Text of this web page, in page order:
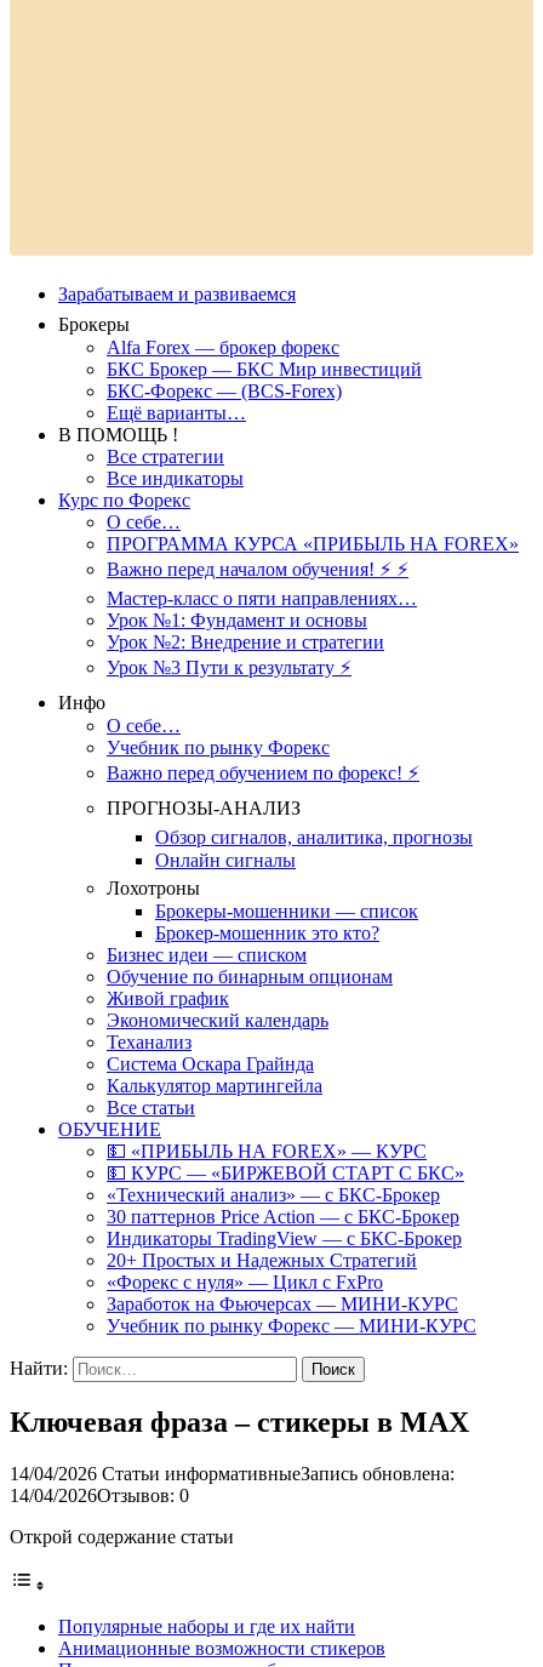
Зарабатываем и развиваемся
Брокеры
Alfa Forex — брокер форекс
БКС Брокер — БКС Мир инвестиций
БКС-Форекс — (BCS-Forex)
Ещё варианты…
В ПОМОЩЬ !
Все стратегии
Все индикаторы
Курс по Форекс
О себе…
ПРОГРАММА КУРСА «ПРИБЫЛЬ НА FOREX»
Важно перед началом обучения! ⚡ ⚡
Мастер-класс о пяти направлениях…
Урок №1: Фундамент и основы
Урок №2: Внедрение и стратегии
Урок №3 Пути к результату ⚡️
Инфо
О себе…
Учебник по рынку Форекс
Важно перед обучением по форекс! ⚡
ПРОГНОЗЫ-АНАЛИЗ
Обзор сигналов, аналитика, прогнозы
Онлайн сигналы
Лохотроны
Брокеры-мошенники — список
Брокер-мошенник это кто?
Бизнес идеи — списком
Обучение по бинарным опционам
Живой график
Экономический календарь
Теханализ
Система Оскара Грайнда
Калькулятор мартингейла
Все статьи
ОБУЧЕНИЕ
💵 «ПРИБЫЛЬ НА FOREX» — КУРС
💵 КУРС — «БИРЖЕВОЙ СТАРТ С БКС»
«Технический анализ» — с БКС-Брокер
30 паттернов Price Action — с БКС-Брокер
Индикаторы TradingView — с БКС-Брокер
20+ Простых и Надежных Стратегий
«Форекс с нуля» — Цикл с FxPro
Заработок на Фьючерсах — МИНИ-КУРС
Учебник по рынку Форекс — МИНИ-КУРС
Найти:
Ключевая фраза – стикеры в MAX
14/04/2026 Статьи информативныеЗапись обновлена:
14/04/2026Отзывов: 0
Открой содержание статьи
Популярные наборы и где их найти
Анимационные возможности стикеров